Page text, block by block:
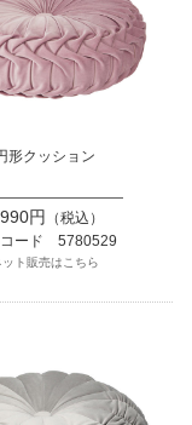
形クッション
円
（税込）
ード 5780529
ット販売はこちら